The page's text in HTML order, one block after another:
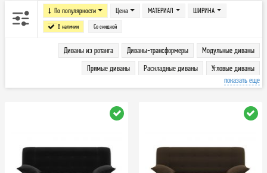
По популярности Цена
В наличии Со скидкой
МАТЕРИАЛ ШИРИНА
Диваны из ротанга Диваны-трансформеры
Модульные диваны
Прямые диваны
Раскладные диваны
Угловые диваны
показать еще